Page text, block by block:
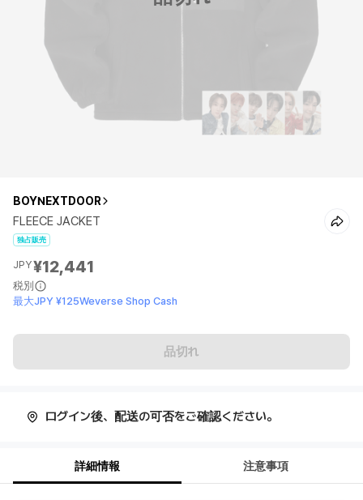
BOYNEXTDOOR
FLEECE JACKET
独占販売
JPY¥12,441
税別
最大JPY ¥125Weverse Shop Cash
品切れ
ログイン後、配送の可否をご確認ください。
詳細情報 注意事項